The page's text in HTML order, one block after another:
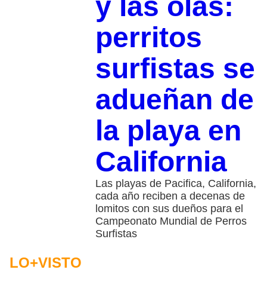
y las olas:
perritos
surfistas se
adueñan de
la playa en
California
Las playas de Pacifica, California,
cada año reciben a decenas de
lomitos con sus dueños para el
Campeonato Mundial de Perros
Surfistas
LO+VISTO